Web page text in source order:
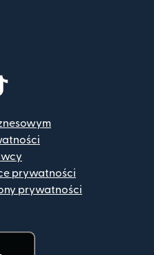
oknie)
nowym oknie)
się w nowym oknie)
się w nowym oknie)
prywatności
prywatności